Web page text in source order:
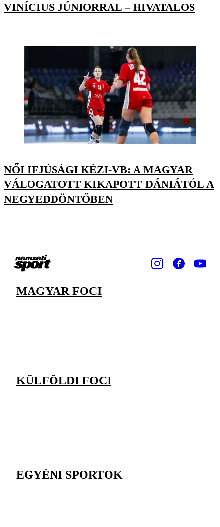
VINÍCIUS JÚNIORRAL – HIVATALOS
NŐI IFJÚSÁGI KÉZI-VB: A MAGYAR
VÁLOGATOTT KIKAPOTT DÁNIÁTÓL A
NEGYEDDÖNTŐBEN
MAGYAR FOCI
KÜLFÖLDI FOCI
EGYÉNI SPORTOK